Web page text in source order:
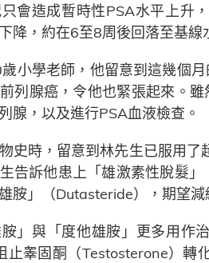
會造成暫時性PSA水平上升
降，約在6至8周後回落至基線
小學老師，他留意到這幾個
列腺癌，令他也緊張起來。
腺，以及進行PSA血液檢查。
史時，留意到林先生已服用
告訴他患上「雄激素性脫髮
胺」（Dutasteride），期望
」與「度他雄胺」更多用作
止睾固酮（Testosterone）轉